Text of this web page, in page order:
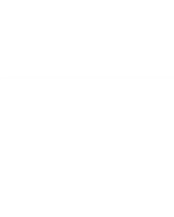
forger une solide
engagée dans diverses